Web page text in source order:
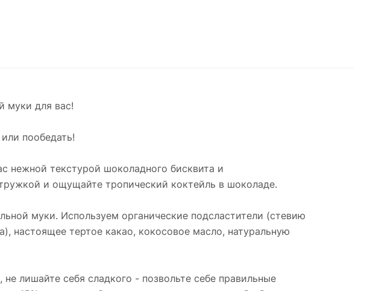
муки для вас!
пообедать!
нежной текстурой шоколадного бисквита и
и ощущайте тропический коктейль в шоколаде.
муки. Используем органические подсластители (стевию
настоящее тертое какао, кокосовое масло, натуральную
лишайте себя сладкого - позвольте себе правильные